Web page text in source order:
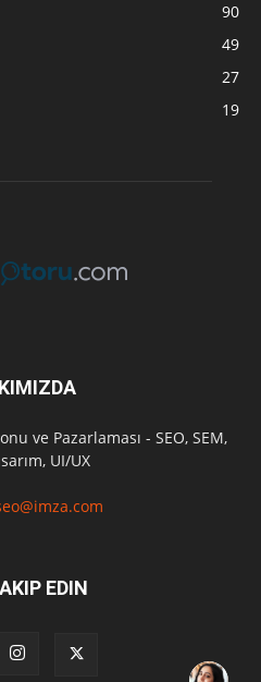
90
49
27
19
ve Pazarlaması - SEO, SEM,
UI/UX
EDIN